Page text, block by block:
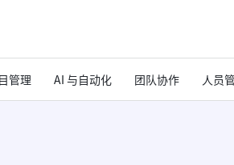
管理 AI 与自动化 团队协作 人员